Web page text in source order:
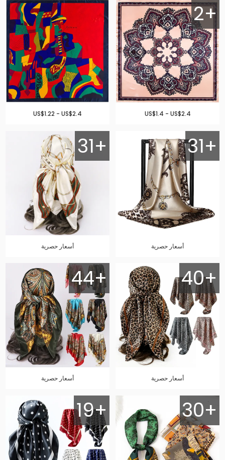
2+
US$1.4 - US$2.4
US$1.22 - US$2.4
31+
أسعار حصرية
31+
أسعار حصرية
40+
أسعار حصرية
44+
أسعار حصرية
30+
19+